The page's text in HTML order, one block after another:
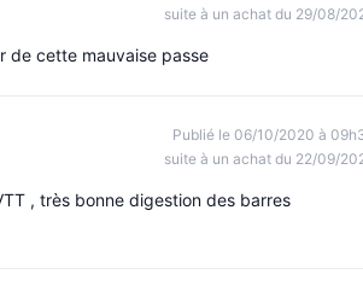
suite à un achat du 29/08/
de cette mauvaise passe
Publié le 06/10/2020 à
suite à un achat du 22/09/
, très bonne digestion des barres